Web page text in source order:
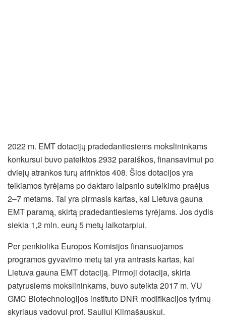
2022 m. EMT dotacijų pradedantiesiems mokslininkams
konkursui buvo pateiktos 2932 paraiškos, finansavimui po
dviejų atrankos turų atrinktos 408. Šios dotacijos yra
teikiamos tyrėjams po daktaro laipsnio suteikimo praėjus
2–7 metams. Tai yra pirmasis kartas, kai Lietuva gauna
EMT paramą, skirtą pradedantiesiems tyrėjams. Jos dydis
siekia 1,2 mln. eurų 5 metų laikotarpiui.
Per penkiolika Europos Komisijos finansuojamos
programos gyvavimo metų tai yra antrasis kartas, kai
Lietuva gauna EMT dotaciją. Pirmoji dotacija, skirta
patyrusiems mokslininkams, buvo suteikta 2017 m. VU
GMC Biotechnologijos instituto DNR modifikacijos tyrimų
skyriaus vadovui prof. Sauliui Klimašauskui.